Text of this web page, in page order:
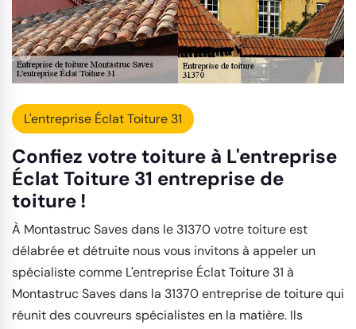
L'entreprise Éclat Toiture 31
Confiez votre toiture à L'entreprise
Éclat Toiture 31 entreprise de
toiture !
À Montastruc Saves dans le 31370 votre toiture est
délabrée et détruite nous vous invitons à appeler un
spécialiste comme L'entreprise Éclat Toiture 31 à
Montastruc Saves dans la 31370 entreprise de toiture qui
réunit des couvreurs spécialistes en la matière. Ils